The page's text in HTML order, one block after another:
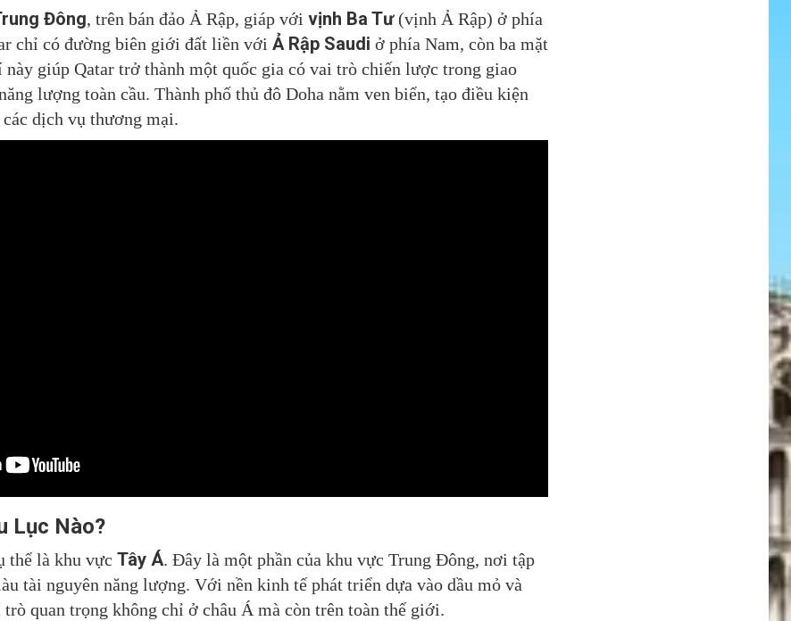
Đông, trên bán đảo Ả Rập, giáp với vịnh Ba Tư(vịnh Ả Rập) ở phía
chỉ có đường biên giới đất liền với Ả Rập Saudi ở phía Nam, còn ba mặt
giúp Qatar trở thành một quốc gia có vai trò chiến lược trong giao
lượng toàn cầu. Thành phố thủ đô Doha nằm ven biển, tạo điều kiện
dịch vụ thương mại.
Lục Nào?
thể là khu vực Tây Á. Đây là một phần của khu vực Trung Đông, nơi tập
tài nguyên năng lượng. Với nền kinh tế phát triển dựa vào dầu mỏ và
quan trọng không chỉ ở châu Á mà còn trên toàn thế giới.